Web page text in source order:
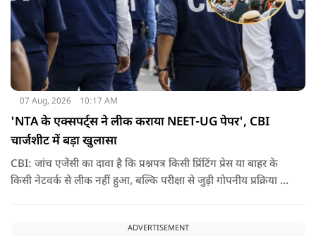
07 Aug, 2026 10:17 AM
'NTA के एक्सपर्ट्स ने लीक कराया NEET-UG पेपर', CBI
चार्जशीट में बड़ा खुलासा
CBI: जांच एजेंसी का दावा है कि प्रश्नपत्र किसी प्रिंटिंग प्रेस या बाहर के
किसी नेटवर्क से लीक नहीं हुआ, बल्कि परीक्षा से जुड़ी गोपनीय प्रक्रिया में
ADVERTISEMENT